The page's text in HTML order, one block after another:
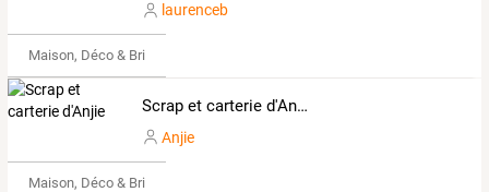
laurenceb
Maison, Déco & Bricolage
Scrap et carterie d'Anjie
Anjie
Maison, Déco & Bricolage